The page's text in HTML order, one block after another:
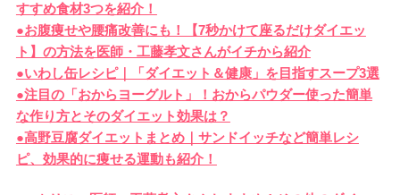
すすめ食材3つを紹介！
●お腹痩せや腰痛改善にも！【7秒かけて座るだけダイエッ
ト】の方法を医師・工藤孝文さんがイチから紹介
●いわし缶レシピ｜「ダイエット＆健康」を目指すスープ3選
●注目の「おからヨーグルト」！おからパウダー使った簡単
な作り方とそのダイエット効果は？
●高野豆腐ダイエットまとめ｜サンドイッチなど簡単レシ
ピ、効果的に痩せる運動も紹介！